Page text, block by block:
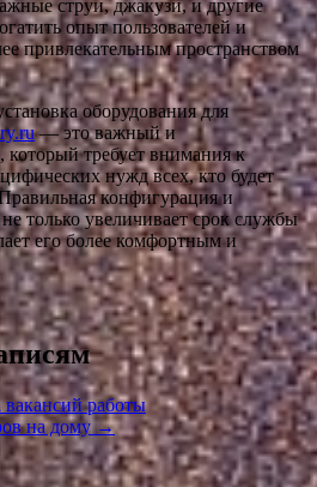
струи, джакузи, и другие
опыт пользователей и
привлекательным пространством
оборудования для
— это важный и
требует внимания к
нужд всех, кто будет
конфигурация и
только увеличивает срок службы
его более комфортным и
работы
на дому→